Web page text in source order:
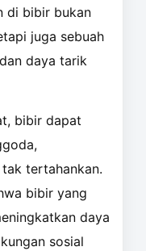
di bibir bukan
juga sebuah
daya tarik
bibir dapat
tertahankan.
bibir yang
daya
sosial